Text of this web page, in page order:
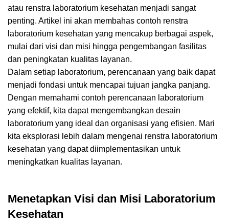
atau renstra laboratorium kesehatan menjadi sangat
penting. Artikel ini akan membahas contoh renstra
laboratorium kesehatan yang mencakup berbagai aspek,
mulai dari visi dan misi hingga pengembangan fasilitas
dan peningkatan kualitas layanan.
Dalam setiap laboratorium, perencanaan yang baik dapat
menjadi fondasi untuk mencapai tujuan jangka panjang.
Dengan memahami contoh perencanaan laboratorium
yang efektif, kita dapat mengembangkan desain
laboratorium yang ideal dan organisasi yang efisien. Mari
kita eksplorasi lebih dalam mengenai renstra laboratorium
kesehatan yang dapat diimplementasikan untuk
meningkatkan kualitas layanan.
Menetapkan Visi dan Misi Laboratorium
Kesehatan